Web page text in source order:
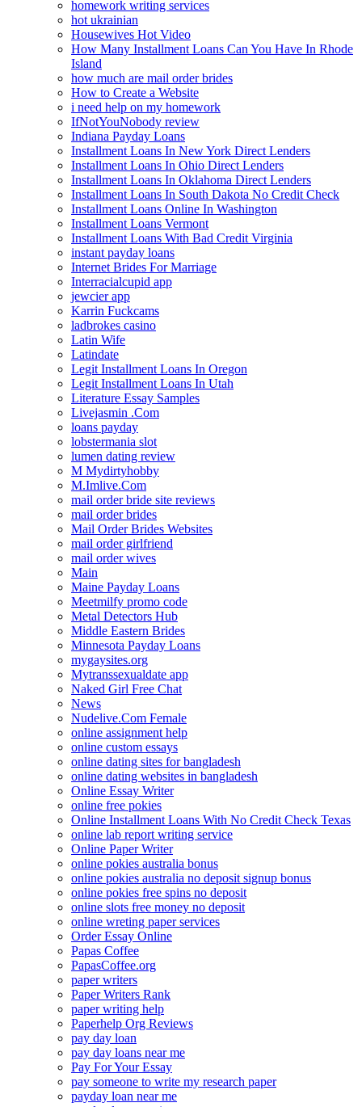
homework writing services
hot ukrainian
Housewives Hot Video
How Many Installment Loans Can You Have In Rhode
Island
how much are mail order brides
How to Create a Website
i need help on my homework
IfNotYouNobody review
Indiana Payday Loans
Installment Loans In New York Direct Lenders
Installment Loans In Ohio Direct Lenders
Installment Loans In Oklahoma Direct Lenders
Installment Loans In South Dakota No Credit Check
Installment Loans Online In Washington
Installment Loans Vermont
Installment Loans With Bad Credit Virginia
instant payday loans
Internet Brides For Marriage
Interracialcupid app
jewcier app
Karrin Fuckcams
ladbrokes casino
Latin Wife
Latindate
Legit Installment Loans In Oregon
Legit Installment Loans In Utah
Literature Essay Samples
Livejasmin .Com
loans payday
lobstermania slot
lumen dating review
M Mydirtyhobby
M.Imlive.Com
mail order bride site reviews
mail order brides
Mail Order Brides Websites
mail order girlfriend
mail order wives
Main
Maine Payday Loans
Meetmilfy promo code
Metal Detectors Hub
Middle Eastern Brides
Minnesota Payday Loans
mygaysites.org
Mytranssexualdate app
Naked Girl Free Chat
News
Nudelive.Com Female
online assignment help
online custom essays
online dating sites for bangladesh
online dating websites in bangladesh
Online Essay Writer
online free pokies
Online Installment Loans With No Credit Check Texas
online lab report writing service
Online Paper Writer
online pokies australia bonus
online pokies australia no deposit signup bonus
online pokies free spins no deposit
online slots free money no deposit
online wreting paper services
Order Essay Online
Papas Coffee
PapasCoffee.org
paper writers
Paper Writers Rank
paper writing help
Paperhelp Org Reviews
pay day loan
pay day loans near me
Pay For Your Essay
pay someone to write my research paper
payday loan near me